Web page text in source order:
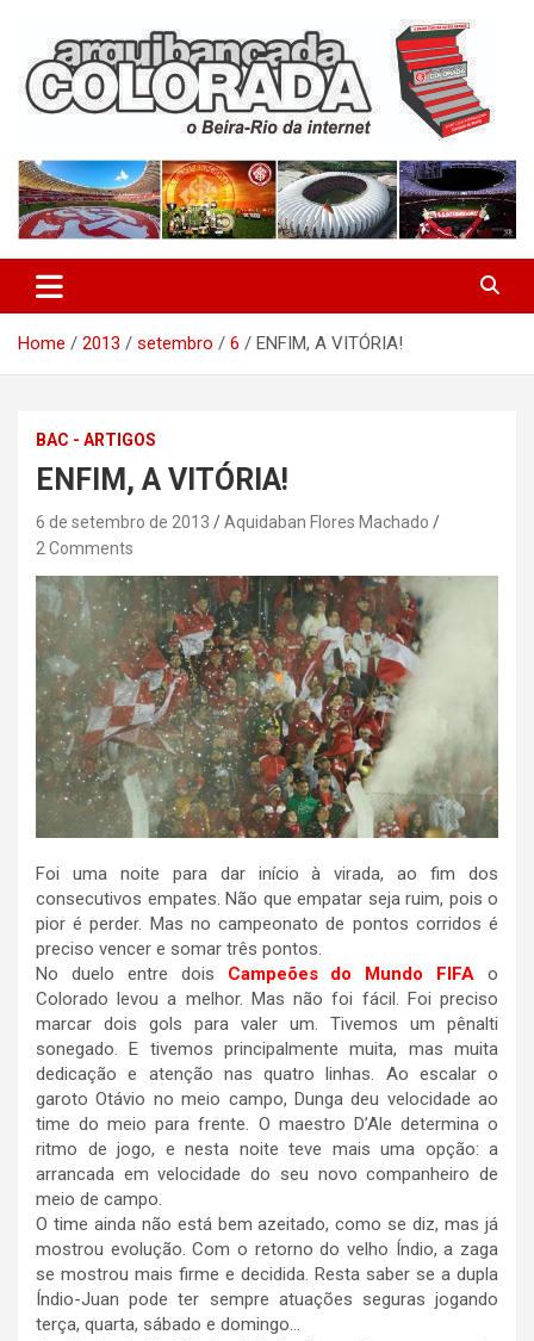
content
Arquibancada Colorada
Home 2013 setembro 6 ENFIM, A VITÓRIA!
BAC - ARTIGOS
ENFIM, A VITÓRIA!
6 de setembro de 2013
Aquidaban Flores Machado
2 Comments
Foi uma noite para dar início à virada, ao fim dos
consecutivos empates. Não que empatar seja ruim, pois o
pior é perder. Mas no campeonato de pontos corridos é
preciso vencer e somar três pontos.
No duelo entre dois Campeões do Mundo FIFA
o
Colorado levou a melhor. Mas não foi fácil. Foi preciso
marcar dois gols para valer um. Tivemos um pênalti
sonegado. E tivemos principalmente muita, mas muita
dedicação e atenção nas quatro linhas. Ao escalar o
garoto Otávio no meio campo, Dunga deu velocidade ao
time do meio para frente. O maestro D’Ale determina o
ritmo de jogo, e nesta noite teve mais uma opção: a
arrancada em velocidade do seu novo companheiro de
meio de campo.
O time ainda não está bem azeitado, como se diz, mas já
mostrou evolução. Com o retorno do velho Índio, a zaga
se mostrou mais firme e decidida. Resta saber se a dupla
Índio-Juan pode ter sempre atuações seguras jogando
terça, quarta, sábado e domingo…